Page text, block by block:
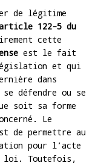
de légitime
122-5 du
cette
est le fait
et qui
dans
défendre ou se
soit sa forme
Le
de permettre au
pour l’acte
loi. Toutefois,